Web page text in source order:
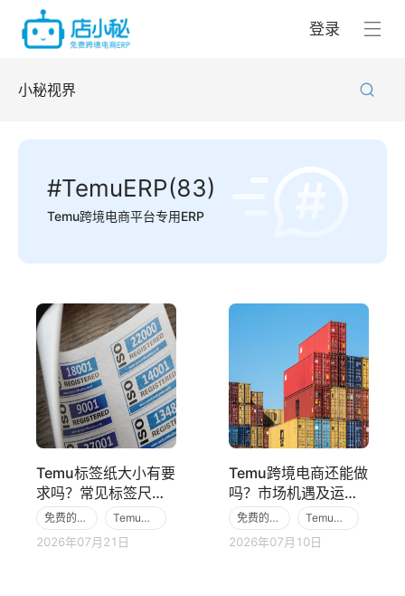
登录
小秘视界
#TemuERP(83)
Temu跨境电商平台专用ERP
Temu标签纸大小有要
求吗？常见标签尺寸
与制作要点解析
免费的跨境电商ERP Temu跨境电商平台
TemuERP
2026年07月21日
Temu跨境电商还能做
吗？市场机遇及运营
技巧分析
免费的跨境电商ERP Temu跨境电商平台
TemuERP
2026年07月10日